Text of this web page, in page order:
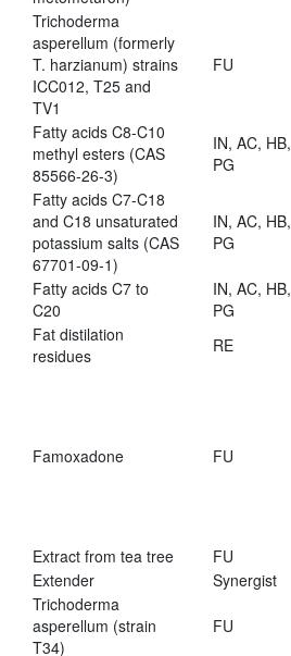
Trichoderma
asperellum (formerly
T. harzianum) strains
ICC012, T25 and
TV1
FU
Fatty acids C8-C10
methyl esters (CAS
85566-26-3)
IN, AC, HB,
PG
Fatty acids C7-C18
and C18 unsaturated
potassium salts (CAS
67701-09-1)
IN, AC, HB,
PG
Fatty acids C7 to
C20
IN, AC, HB,
PG
Fat distilation
residues
RE
Famoxadone FU
Extract from tea tree FU
Extender
Synergist
Trichoderma
asperellum (strain
T34)
FU